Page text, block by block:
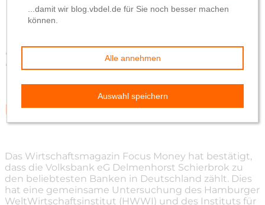
vonKatja von Elbwart
2. März 2020
Ein sehr erfreulicher Brief erreichte uns kürzlich von
Focus Money
Danke für das tolle Feedback
Das Wirtschaftsmagazin Focus Money hat bestätigt,
dass die Volksbank eG Delmenhorst Schierbrok zu
den beliebtesten Banken in Deutschland zählt. Dies
hat eine gemeinsame Untersuchung des Hamburger
WeltWirtschaftsinstitut (HWWI) und des Instituts für